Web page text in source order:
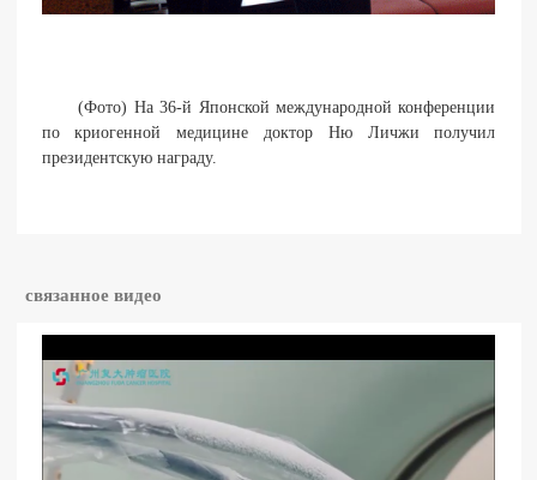
(Фото) На 36-й Японской международной конференции
по криогенной медицине доктор Ню Личжи получил
президентскую награду.
связанное видео